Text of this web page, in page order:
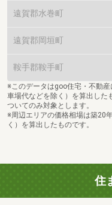
遠賀郡水巻町
遠賀郡岡垣町
鞍手郡鞍手町
※このデータはgoo住宅・不動
車場代などを除く）を算出した
ついてのみ対象とします。
※周辺エリアの価格相場は築20
く）を算出したものです。
住